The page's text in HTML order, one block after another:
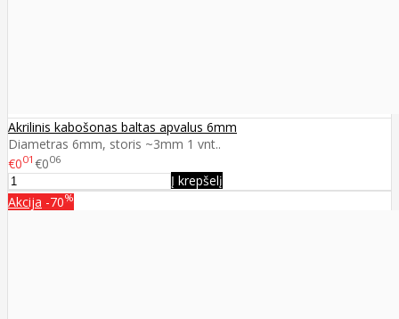
Akrilinis kabošonas baltas apvalus 6mm
Diametras 6mm, storis ~3mm 1 vnt..
€001 €006
Į krepšelį
Akcija -70%